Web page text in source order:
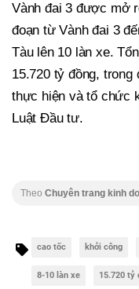
Vành đai 3 được mở
đoạn từ Vành đai 3
Tàu lên 10 làn xe.
15.720 tỷ đồng, trong
thực hiện và tổ chức
Luật Đầu tư.
Theo Chuyên trang kinh
cao tốc khởi công
8-10 làn xe 15.720 tỷ